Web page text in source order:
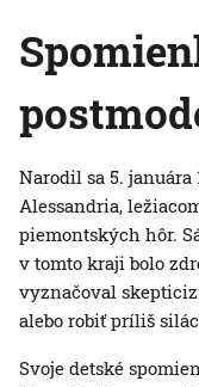
Narodil sa 5.
Alessandria,
piemontských hôr.
v tomto kraji bolo
vyznačoval
alebo robiť príliš
Svoje detské